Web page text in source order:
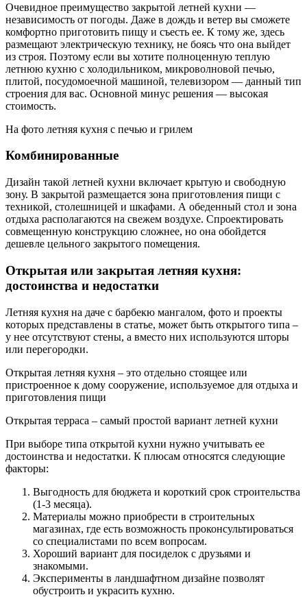
Очевидное преимущество закрытой летней кухни —
независимость от погоды. Даже в дождь и ветер вы сможете
комфортно приготовить пищу и съесть ее. К тому же, здесь
размещают электрическую технику, не боясь что она выйдет
из строя. Поэтому если вы хотите полноценную теплую
летнюю кухню с холодильником, микроволновой печью,
плитой, посудомоечной машиной, телевизором — данный тип
строения для вас. Основной минус решения — высокая
стоимость.
На фото летняя кухня с печью и грилем
Комбинированные
Дизайн такой летней кухни включает крытую и свободную
зону. В закрытой размещается зона приготовления пищи с
техникой, столешницей и шкафами. А обеденный стол и зона
отдыха располагаются на свежем воздухе. Спроектировать
совмещенную конструкцию сложнее, но она обойдется
дешевле цельного закрытого помещения.
Открытая или закрытая летняя кухня:
достоинства и недостатки
Летняя кухня на даче с барбекю мангалом, фото и проекты
которых представлены в статье, может быть открытого типа –
у нее отсутствуют стены, а вместо них используются шторы
или перегородки.
Открытая летняя кухня – это отдельно стоящее или
пристроенное к дому сооружение, используемое для отдыха и
приготовления пищи
Открытая терраса – самый простой вариант летней кухни
При выборе типа открытой кухни нужно учитывать ее
достоинства и недостатки. К плюсам относятся следующие
факторы:
Выгодность для бюджета и короткий срок строительства
(1-3 месяца).
Материалы можно приобрести в строительных
магазинах, где есть возможность проконсультироваться
со специалистами по всем вопросам.
Хороший вариант для посиделок с друзьями и
знакомыми.
Эксперименты в ландшафтном дизайне позволят
обустроить и украсить кухню.